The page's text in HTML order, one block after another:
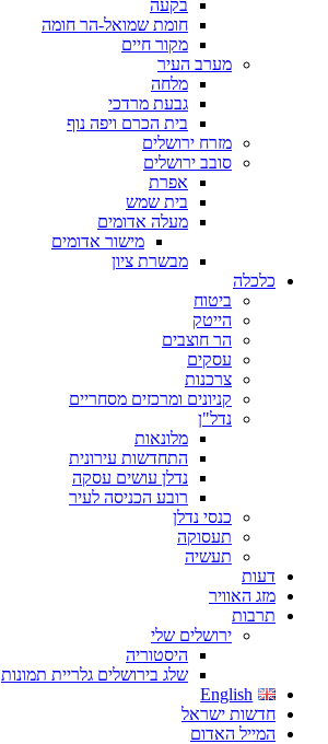
בקעה
חומת שמואל-הר חומה
מקור חיים
מערב העיר
מלחה
גבעת מרדכי
בית הכרם ויפה נוף
מזרח ירושלים
סובב ירושלים
אפרת
בית שמש
מעלה אדומים
מישור אדומים
מבשרת ציון
כלכלה
ביטוח
הייטק
הר חוצבים
עסקים
צרכנות
קניונים ומרכזים מסחריים
נדל"ן
מלונאות
התחדשות עירונית
נדלן עושים עסקה
רובע הכניסה לעיר
כנסי נדלן
תעסוקה
תעשיה
דעות
מזג האוויר
תרבות
ירושלים שלי
היסטוריה
שלג בירושלים גלריית תמונות
English
חדשות ישראל
המייל האדום